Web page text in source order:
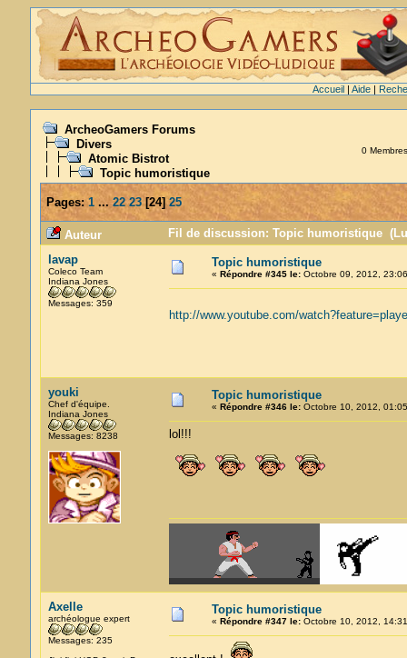
Accueil| Aide|
ArcheoGamers Forums
Divers
Atomic Bistrot
Topic humoristique
0
Pages: 1 ...22 23[24]25
Auteur
Fil de discussion: Topic humoristique (Lu
lavap
Coleco Team
Indiana Jones
Messages: 359
Topic humoristique
« Répondre #345 le:Octobre 09, 2012,
http://www.youtube.com/
youki
Chef d'équipe.
Indiana Jones
Messages: 8238
Topic humoristique
« Répondre #346 le:Octobre 10, 2012,
lol!!!
Axelle
archéologue expert
Messages: 235
Topic humoristique
« Répondre #347 le:Octobre 10, 2012,